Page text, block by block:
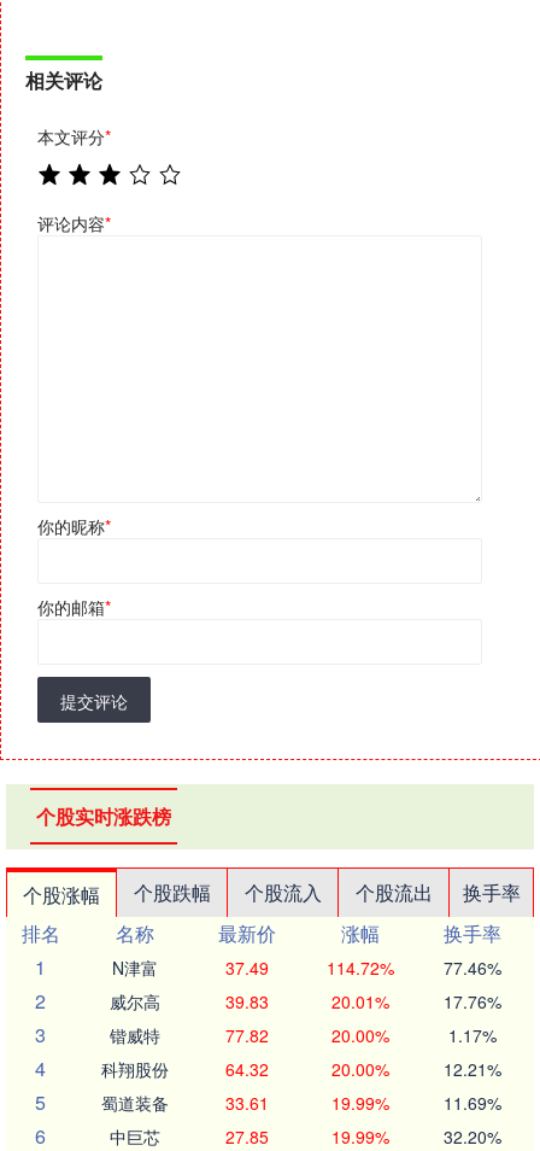
相关评论
本文评分*
评论内容*
你的昵称*
你的邮箱*
提交评论
个股实时涨跌榜
个股涨幅 个股跌幅 个股流入 个股流出
换手率
排名
名称 最新价 涨幅
换手率
1
N津富 37.49 114.72% 77.46%
2 威尔高 39.83 20.01% 17.76%
3 锴威特 77.82 20.00% 1.17%
4 科翔股份 64.32 20.00% 12.21%
5 蜀道装备 33.61 19.99% 11.69%
6 中巨芯 27.85 19.99% 32.20%